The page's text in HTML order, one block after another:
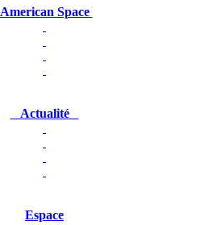
American Space
Actualité
Espace